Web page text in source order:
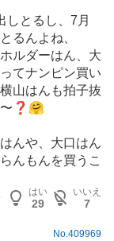
しとるし、7月
るんよね、
ルダーはん、大
てナンピン買い
山はんも拍子抜
〜❓🤗
んや、大口はん
んもんを買うこ
はい
29
いいえ
7
No.409969